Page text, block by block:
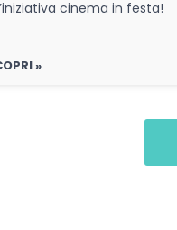
cinema in festa!
»